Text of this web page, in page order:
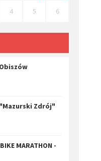
4 5 6
Zdrój"
MARATHON -